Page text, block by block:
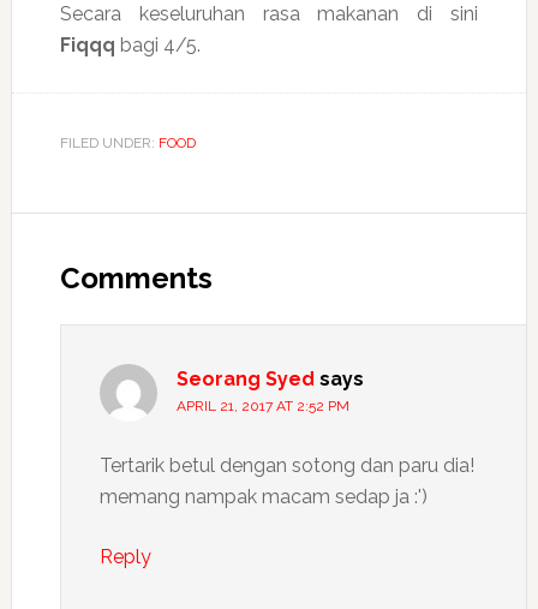
Secara keseluruhan rasa makanan di sini
Fiqqq bagi 4/5.
FILED UNDER: FOOD
Comments
Seorang Syed says
APRIL 21, 2017 AT 2:52 PM
Tertarik betul dengan sotong dan paru dia!
memang nampak macam sedap ja :')
Reply